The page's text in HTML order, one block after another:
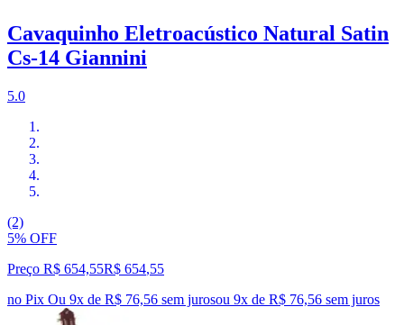
Cavaquinho Eletroacústico Natural Satin
Cs-14 Giannini
5.0
(2)
5% OFF
Preço R$ 654,55R$ 654,55
no Pix Ou 9x de R$ 76,56 sem jurosou 9x de R$ 76,56 sem juros